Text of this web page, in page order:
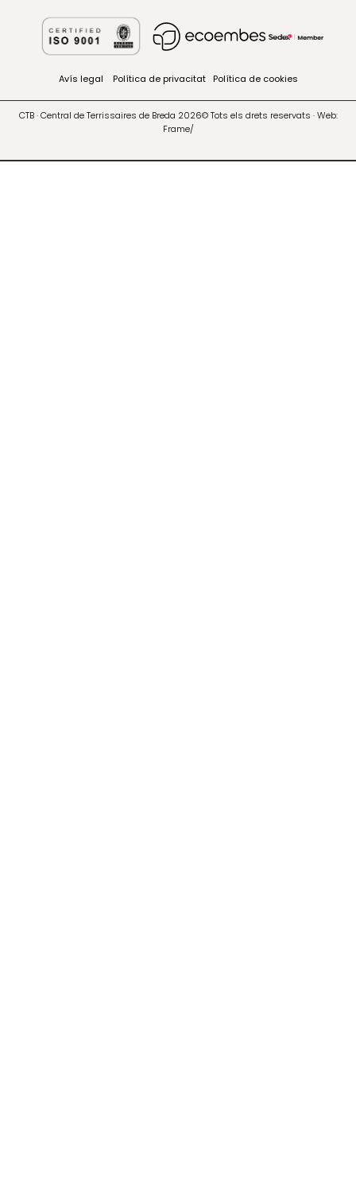
Avís legal Política de privacitat Política de cookies
CTB · Central de Terrissaires de Breda 2026© Tots els drets reservats · Web:
Frame/